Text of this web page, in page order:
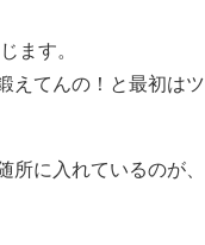
ます。
えてんの！と最初はツ
に入れているのが、